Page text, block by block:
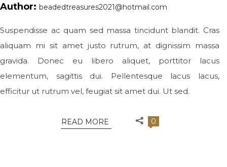
Author: beadedtreasures2021@hotmail.com
Suspendisse ac quam sed massa tincidunt blandit. Cras
aliquam mi sit amet justo rutrum, at dignissim massa
gravida. Donec eu libero aliquet, porttitor lacus
elementum, sagittis dui. Pellentesque lacus lacus,
efficitur ut rutrum vel, feugiat sit amet dui. Ut sed.
READ MORE 0